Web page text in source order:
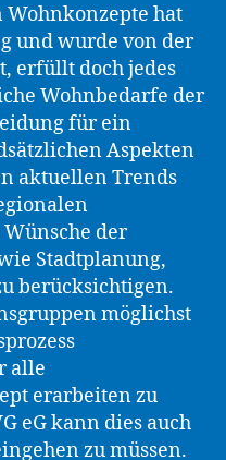
Wohnkonzepte hat
und wurde von der
erfüllt doch jedes
Wohnbedarfe der
für ein
Aspekten
aktuellen Trends
der
Stadtplanung,
berücksichtigen.
möglichst
alle
erarbeiten zu
eG kann dies auch
zu müssen.